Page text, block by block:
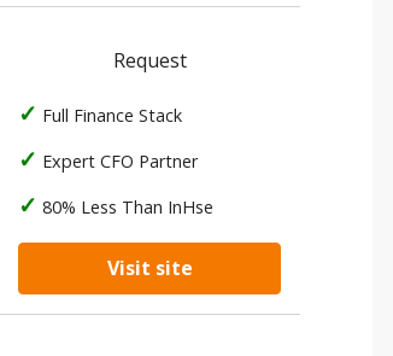
Request
Full Finance Stack
Expert CFO Partner
80% Less Than InHse
Visit site